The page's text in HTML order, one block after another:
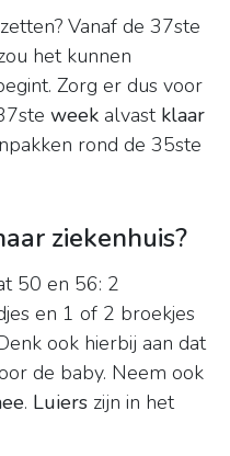
Vanaf de 37ste
het kunnen
Zorg er dus voor
week alvast klaar
rond de 35ste
ziekenhuis?
50 en 56: 2
en 1 of 2 broekjes
ook hierbij aan dat
de baby. Neem ook
. Luiers zijn in het